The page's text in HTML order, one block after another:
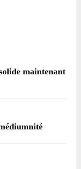
maintenant